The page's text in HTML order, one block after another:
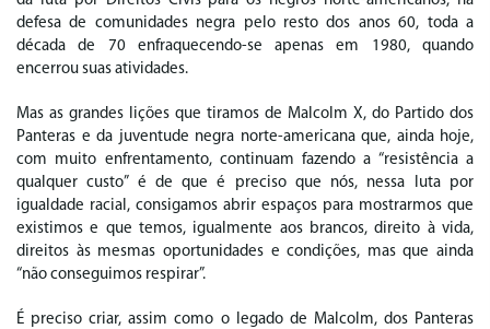
defesa de comunidades negra pelo resto dos anos 60, toda a
década de 70 enfraquecendo-se apenas em 1980, quando
encerrou suas atividades.
Mas as grandes lições que tiramos de Malcolm X, do Partido dos
Panteras e da juventude negra norte-americana que, ainda hoje,
com muito enfrentamento, continuam fazendo a “resistência a
qualquer custo” é de que é preciso que nós, nessa luta por
igualdade racial, consigamos abrir espaços para mostrarmos que
existimos e que temos, igualmente aos brancos, direito à vida,
direitos às mesmas oportunidades e condições, mas que ainda
“não conseguimos respirar”.
É preciso criar, assim como o legado de Malcolm, dos Panteras